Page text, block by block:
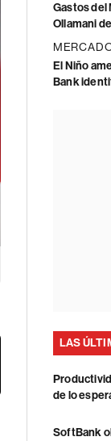
Gastos del
Ollamani
El Niño
Bank
LAS
de lo
SoftBank